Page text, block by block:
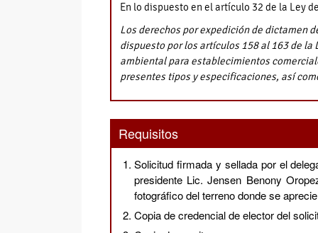
En lo dispuesto en el artículo 32 de la Ley
Los derechos por expedición de dictamen
dispuesto por los artículos 158 al 163 de
ambiental para establecimientos
presentes tipos y especificaciones, así
Requisitos
Solicitud firmada y sellada por el
presidente Lic. Jensen Benony
fotográfico del terreno donde se
Copia de credencial de elector del